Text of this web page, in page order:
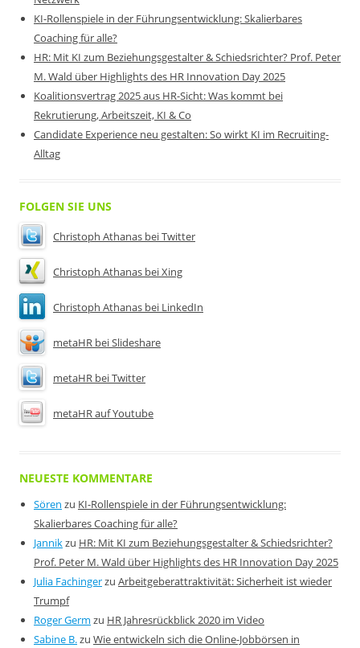
KI-Rollenspiele in der Führungsentwicklung: Skalierbares
Coaching für alle?
HR: Mit KI zum Beziehungsgestalter & Schiedsrichter? Prof. Peter
M. Wald über Highlights des HR Innovation Day 2025
Koalitionsvertrag 2025 aus HR-Sicht: Was kommt bei
Rekrutierung, Arbeitszeit, KI & Co
Candidate Experience neu gestalten: So wirkt KI im Recruiting-
Alltag
FOLGEN SIE UNS
Christoph Athanas bei Twitter
Christoph Athanas bei Xing
Christoph Athanas bei LinkedIn
metaHR bei Slideshare
metaHR bei Twitter
metaHR auf Youtube
NEUESTE KOMMENTARE
Sören zu KI-Rollenspiele in der Führungsentwicklung:
Skalierbares Coaching für alle?
Jannikzu HR: Mit KI zum Beziehungsgestalter & Schiedsrichter?
Prof. Peter M. Wald über Highlights des HR Innovation Day 2025
Julia Fachingerzu Arbeitgeberattraktivität: Sicherheit ist wieder
Trumpf
Roger Germ zu HR Jahresrückblick 2020 im Video
Sabine B.zu Wie entwickeln sich die Online-Jobbörsen in